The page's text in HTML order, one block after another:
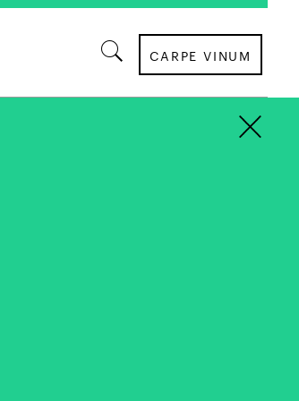
CARPE VINUM
ΤΟΥ
×